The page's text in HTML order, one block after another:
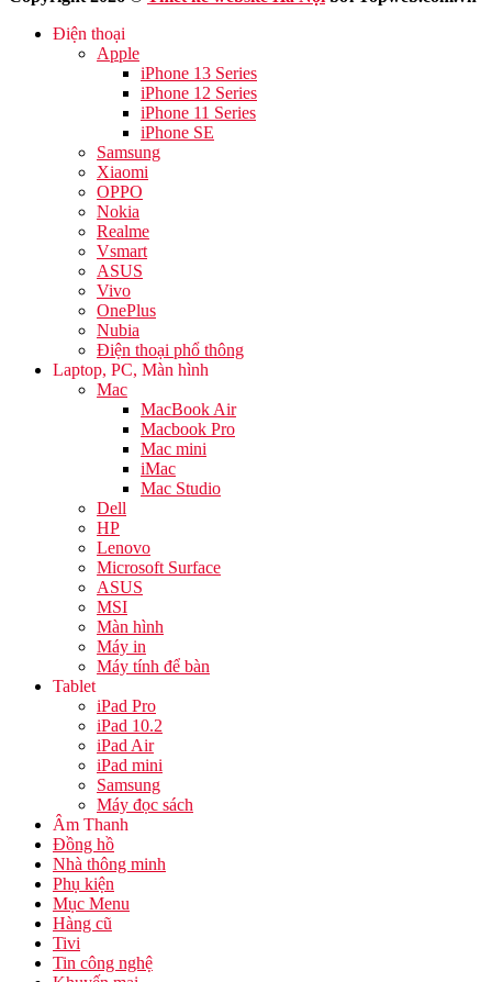
Điện thoại
Apple
iPhone 13 Series
iPhone 12 Series
iPhone 11 Series
iPhone SE
Samsung
Xiaomi
OPPO
Nokia
Realme
Vsmart
ASUS
Vivo
OnePlus
Nubia
Điện thoại phổ thông
Laptop, PC, Màn hình
Mac
MacBook Air
Macbook Pro
Mac mini
iMac
Mac Studio
Dell
HP
Lenovo
Microsoft Surface
ASUS
MSI
Màn hình
Máy in
Máy tính để bàn
Tablet
iPad Pro
iPad 10.2
iPad Air
iPad mini
Samsung
Máy đọc sách
Âm Thanh
Đồng hồ
Nhà thông minh
Phụ kiện
Mục Menu
Hàng cũ
Tivi
Tin công nghệ